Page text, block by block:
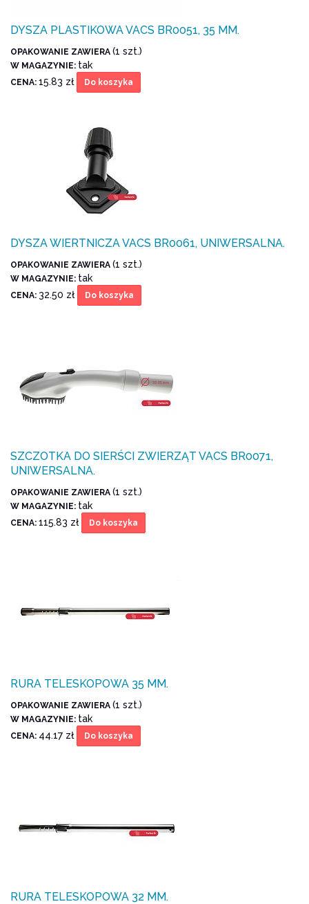
DYSZA PLASTIKOWA VACS BR0051, 35 MM.
OPAKOWANIE ZAWIERA (1 szt.)
W MAGAZYNIE: tak
CENA: 15.83 zł Do koszyka
DYSZA WIERTNICZA VACS BR0061, UNIWERSALNA.
OPAKOWANIE ZAWIERA (1 szt.)
W MAGAZYNIE: tak
CENA: 32.50 zł Do koszyka
SZCZOTKA DO SIERŚCI ZWIERZĄT VACS BR0071,
UNIWERSALNA.
OPAKOWANIE ZAWIERA (1 szt.)
W MAGAZYNIE: tak
CENA: 115.83 zł Do koszyka
RURA TELESKOPOWA 35 MM.
OPAKOWANIE ZAWIERA (1 szt.)
W MAGAZYNIE: tak
CENA: 44.17 zł Do koszyka
RURA TELESKOPOWA 32 MM.